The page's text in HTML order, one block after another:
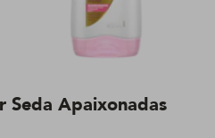
Seda Apaixonadas